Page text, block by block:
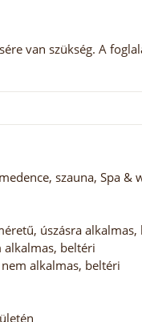
van szükség. A
szauna, Spa &
úszásra alkalmas,
alkalmas, beltéri
nem alkalmas, beltéri